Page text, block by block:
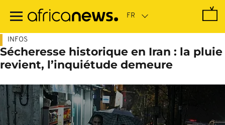
contenu
INFOS
Sécheresse historique en Iran : la pluie
revient, l’inquiétude demeure